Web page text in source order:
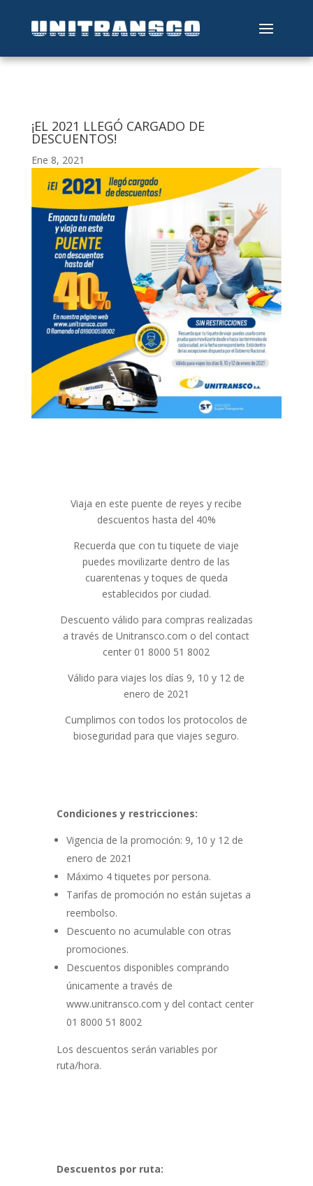
¡EL 2021 LLEGÓ CARGADO DE
DESCUENTOS!
Ene 8, 2021
Viaja en este puente de reyes y recibe
descuentos hasta del 40%
Recuerda que con tu tiquete de viaje
puedes movilizarte dentro de las
cuarentenas y toques de queda
establecidos por ciudad.
Descuento válido para compras realizadas
a través de Unitransco.com o del contact
center 01 8000 51 8002
Válido para viajes los días 9, 10 y 12 de
enero de 2021
Cumplimos con todos los protocolos de
bioseguridad para que viajes seguro.
Condiciones y restricciones:
Vigencia de la promoción: 9, 10 y 12 de
enero de 2021
Máximo 4 tiquetes por persona.
Tarifas de promoción no están sujetas a
reembolso.
Descuento no acumulable con otras
promociones.
Descuentos disponibles comprando
únicamente a través de
www.unitransco.com y del contact center
01 8000 51 8002
Los descuentos serán variables por
ruta/hora.
Descuentos por ruta: